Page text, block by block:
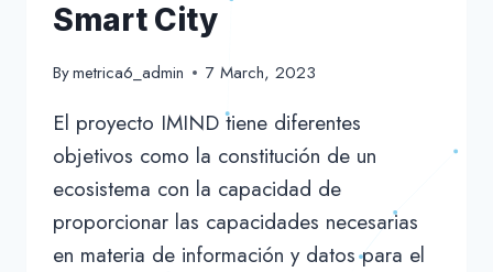
Smart City
Bymetrica6_admin 7 March, 2023
El proyecto IMIND tiene diferentes
objetivos como la constitución de un
ecosistema con la capacidad de
proporcionar las capacidades necesarias
en materia de información y datos para el